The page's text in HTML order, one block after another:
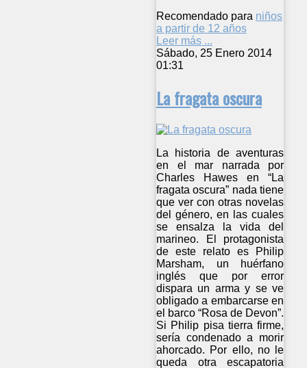
Recomendado para niños
a partir de 12 años
Leer más ...
Sábado, 25 Enero 2014
01:31
La fragata oscura
La historia de aventuras
en el mar narrada por
Charles Hawes en “La
fragata oscura” nada tiene
que ver con otras novelas
del género, en las cuales
se ensalza la vida del
marineo. El protagonista
de este relato es Philip
Marsham, un huérfano
inglés que por error
dispara un arma y se ve
obligado a embarcarse en
el barco “Rosa de Devon”.
Si Philip pisa tierra firme,
sería condenado a morir
ahorcado. Por ello, no le
queda otra escapatoria